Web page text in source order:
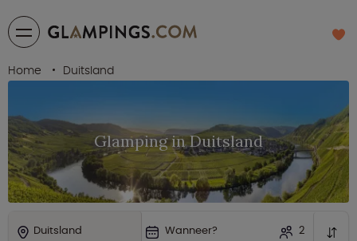
Home Duitsland
Glamping in Duitsland
Duitsland Wanneer? 2